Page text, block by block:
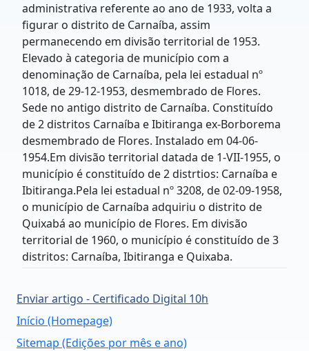
administrativa referente ao ano de 1933, volta a
figurar o distrito de Carnaíba, assim
permanecendo em divisão territorial de 1953.
Elevado à categoria de município com a
denominação de Carnaíba, pela lei estadual nº
1018, de 29-12-1953, desmembrado de Flores.
Sede no antigo distrito de Carnaíba. Constituído
de 2 distritos Carnaíba e Ibitiranga ex-Borborema
desmembrado de Flores. Instalado em 04-06-
1954.Em divisão territorial datada de 1-VII-1955, o
município é constituído de 2 distrtios: Carnaíba e
Ibitiranga.Pela lei estadual nº 3208, de 02-09-1958,
o município de Carnaíba adquiriu o distrito de
Quixabá ao município de Flores. Em divisão
territorial de 1960, o município é constituído de 3
distritos: Carnaíba, Ibitiranga e Quixaba.
Enviar artigo - Certificado Digital 10h
Início (Homepage)
Sitemap (Edições por mês e ano)